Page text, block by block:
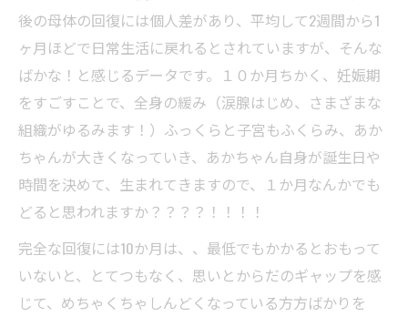
後の母体の回復には個人差があり、平均して2週間から1
ヶ月ほどで日常生活に戻れるとされていますが、そんな
ばかな！と感じるデータです。１０か月ちかく、妊娠期
をすごすことで、全身の緩み（涙腺はじめ、さまざまな
組織がゆるみます！）ふっくらと子宮もふくらみ、あか
ちゃんが大きくなっていき、あかちゃん自身が誕生日や
時間を決めて、生まれてきますので、１か月なんかでも
どると思われますか？？？？！！！！
完全な回復には10か月は、、最低でもかかるとおもって
いないと、とてつもなく、思いとからだのギャップを感
じて、めちゃくちゃしんどくなっている方方ばかりを